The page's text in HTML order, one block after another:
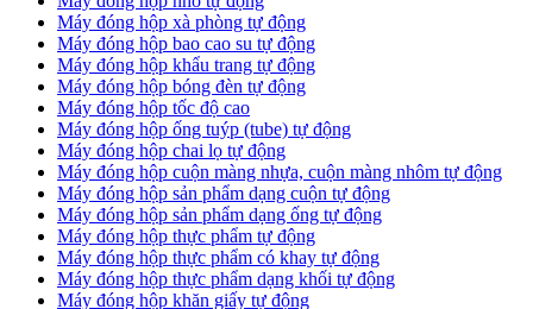
Máy đóng hộp xà phòng tự động
Máy đóng hộp bao cao su tự động
Máy đóng hộp khẩu trang tự động
Máy đóng hộp bóng đèn tự động
Máy đóng hộp tốc độ cao
Máy đóng hộp ống tuýp (tube) tự động
Máy đóng hộp chai lọ tự động
Máy đóng hộp cuộn màng nhựa, cuộn màng nhôm tự động
Máy đóng hộp sản phẩm dạng cuộn tự động
Máy đóng hộp sản phẩm dạng ống tự động
Máy đóng hộp thực phẩm tự động
Máy đóng hộp thực phẩm có khay tự động
Máy đóng hộp thực phẩm dạng khối tự động
Máy đóng hộp khăn giấy tự động